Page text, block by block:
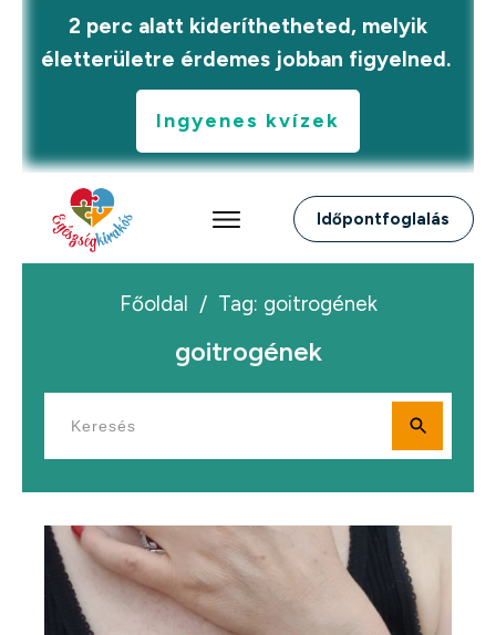
2 perc alatt kideríthetheted, melyik
életterületre érdemes jobban figyelned.
Ingyenes kvízek
Időpontfoglalás
Főoldal / Tag: goitrogének
goitrogének